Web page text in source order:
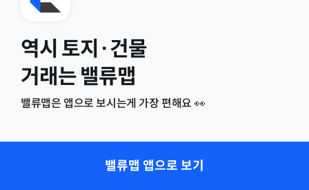
역시 토지·건물
거래는 밸류맵
밸류맵은 앱으로 보시는게 가장 편해요 👀
밸류맵 앱으로 보기